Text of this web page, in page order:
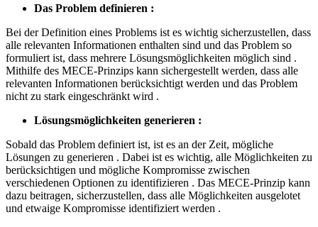
Das Problem definieren :
Bei der Definition eines Problems ist es wichtig sicherzustellen, dass
alle relevanten Informationen enthalten sind und das Problem so
formuliert ist, dass mehrere Lösungsmöglichkeiten möglich sind .
Mithilfe des MECE-Prinzips kann sichergestellt werden, dass alle
relevanten Informationen berücksichtigt werden und das Problem
nicht zu stark eingeschränkt wird .
Lösungsmöglichkeiten generieren :
Sobald das Problem definiert ist, ist es an der Zeit, mögliche
Lösungen zu generieren . Dabei ist es wichtig, alle Möglichkeiten zu
berücksichtigen und mögliche Kompromisse zwischen
verschiedenen Optionen zu identifizieren . Das MECE-Prinzip kann
dazu beitragen, sicherzustellen, dass alle Möglichkeiten ausgelotet
und etwaige Kompromisse identifiziert werden .